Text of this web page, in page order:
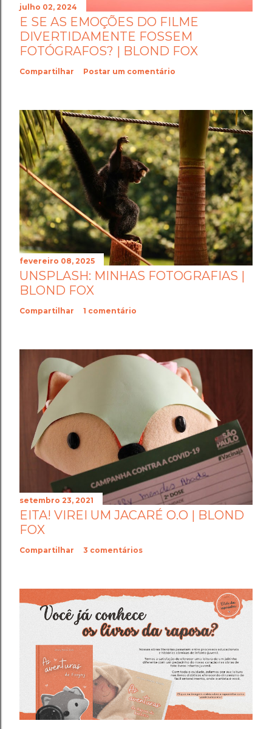
julho 02, 2024
E SE AS EMOÇÕES DO FILME
DIVERTIDAMENTE FOSSEM
FOTÓGRAFOS? | BLOND FOX
Compartilhar Postar um comentário
fevereiro 08, 2025
UNSPLASH: MINHAS FOTOGRAFIAS |
BLOND FOX
Compartilhar 1 comentário
setembro 23, 2021
EITA! VIREI UM JACARÉ O.O | BLOND
FOX
Compartilhar 3 comentários